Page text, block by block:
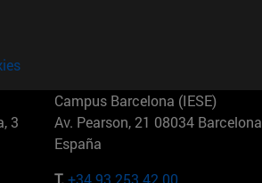
3
Campus Barcelona (IESE)
Av. Pearson, 21 08034 Barcelona
España
T. +34 93 253 42 00